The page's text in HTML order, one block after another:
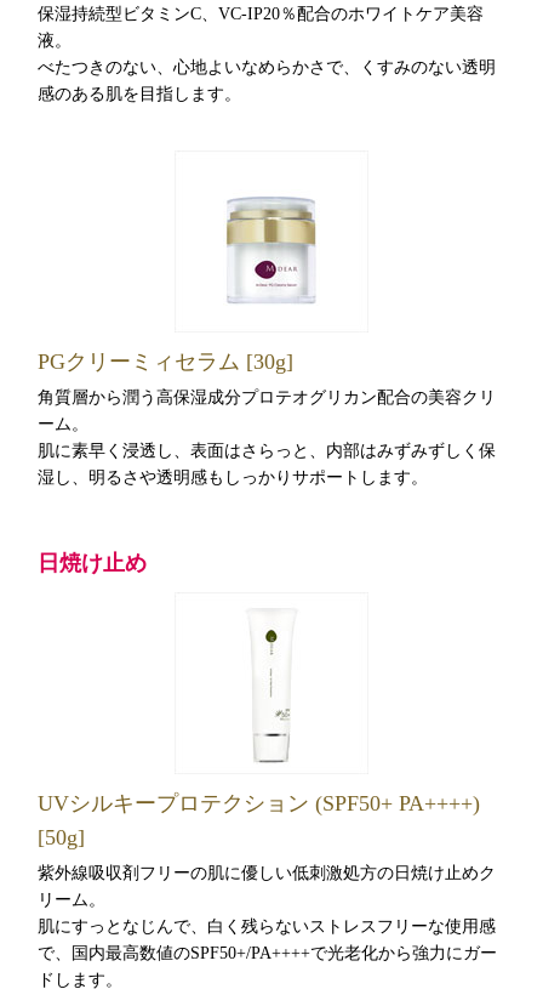
保湿持続型ビタミンC、VC-IP20％配合のホワイトケア美容
液。
べたつきのない、心地よいなめらかさで、くすみのない透明
感のある肌を目指します。
PGクリーミィセラム [30g]
角質層から潤う高保湿成分プロテオグリカン配合の美容クリ
ーム。
肌に素早く浸透し、表面はさらっと、内部はみずみずしく保
湿し、明るさや透明感もしっかりサポートします。
日焼け止め
UVシルキープロテクション (SPF50+ PA++++)
[50g]
紫外線吸収剤フリーの肌に優しい低刺激処方の日焼け止めク
リーム。
肌にすっとなじんで、白く残らないストレスフリーな使用感
で、国内最高数値のSPF50+/PA++++で光老化から強力にガー
ドします。